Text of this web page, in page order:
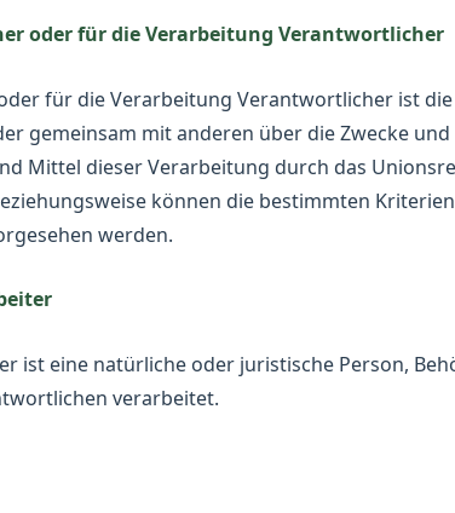
oder für die Verarbeitung Verantwortlicher
für die Verarbeitung Verantwortlicher ist
gemeinsam mit anderen über die Zwecke
Mittel dieser Verarbeitung durch das
können die bestimmten
werden.
ist eine natürliche oder juristische Person,
verarbeitet.